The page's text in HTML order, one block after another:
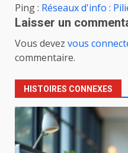
Ping : Réseaux d'info :
Laisser un
Vous devez vous
commentaire.
HISTOIRES CONNEXES